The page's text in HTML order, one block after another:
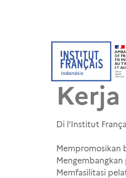
Di l’Institut
Mempromosikan
Mengembangkan
Memfasilitasi